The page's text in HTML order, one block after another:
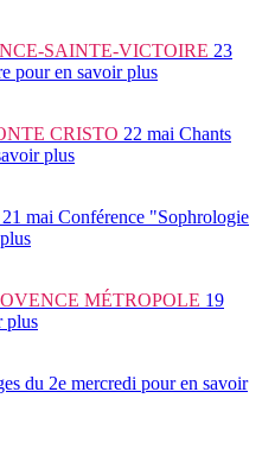
SAINTE-VICTOIRE 23
pour en savoir plus
CRISTO 22 mai Chants
plus
21 mai Conférence "Sophrologie
MÉTROPOLE 19
plus
du 2e mercredi pour en savoir